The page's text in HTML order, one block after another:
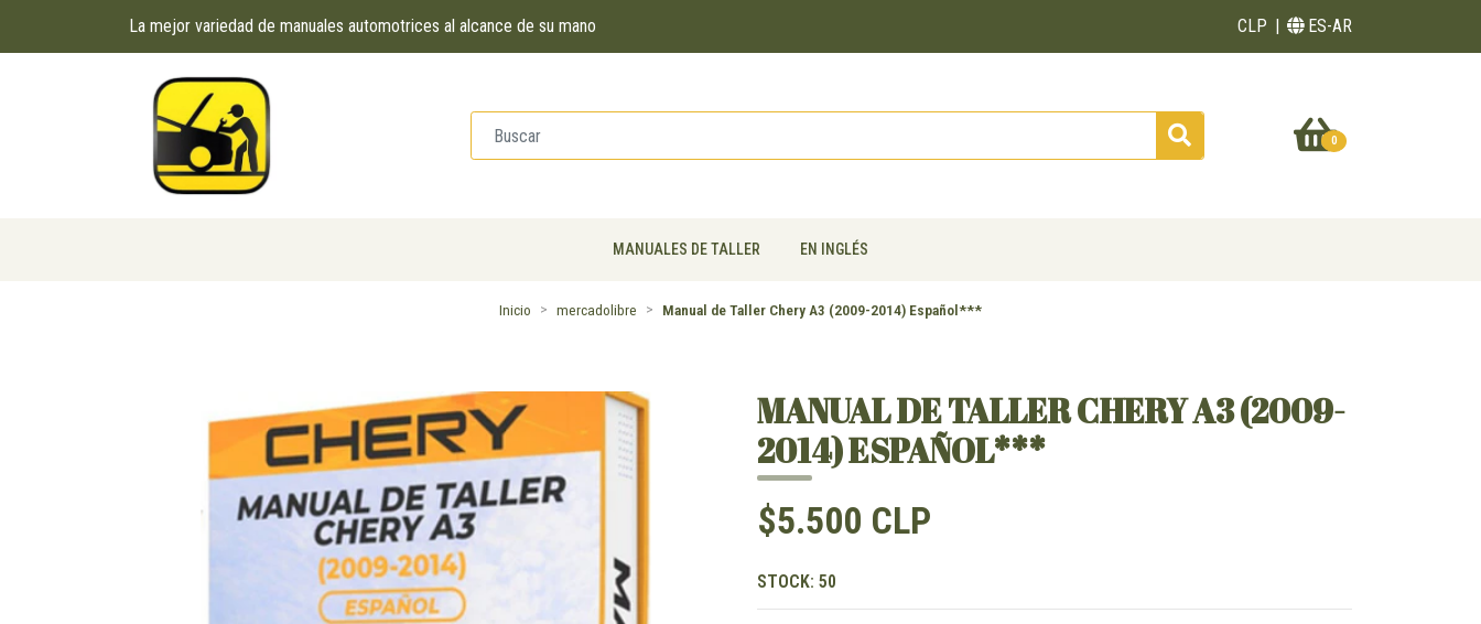
La mejor variedad de manuales automotrices al alcance de su mano CLP ES-AR
0
MANUALES DE TALLER EN INGLÉS
Inicio mercadolibre Manual de Taller Chery A3 (2009-2014) Español***
MANUAL DE TALLER CHERY A3 (2009-
2014) ESPAÑOL***
$5.500 CLP
STOCK: 50